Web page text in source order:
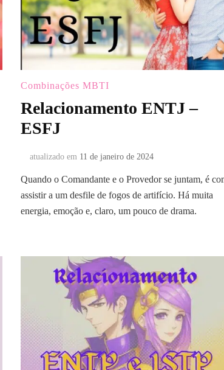
Combinações MBTI
Relacionamento ENTJ –
ESFJ
atualizado em 11 de janeiro de 2024
Quando o Comandante e o Provedor se juntam, é
assistir a um desfile de fogos de artifício. Há muita
energia, emoção e, claro, um pouco de drama.